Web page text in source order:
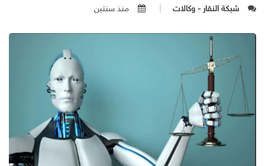
شبكة النقار - وكالات منذ سنتين